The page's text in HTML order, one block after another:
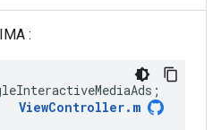
:
;
ViewController. m